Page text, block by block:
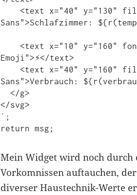
    <text x="40" y="130" fill="#fff" font-family="DejaVu
Sans">Schlafzimmer:
    <text x="10" y="160" font-family="Noto Color
Emoji">⚡</text>
    <text x="40" y="160" fill="#fff" font-family="DejaVu
Sans">Verbrauch:
  </g>
</svg>
`;
Mein Widget wird noch durch
Vorkomnissen auftauchen,
diverser Haustechnik-Werte